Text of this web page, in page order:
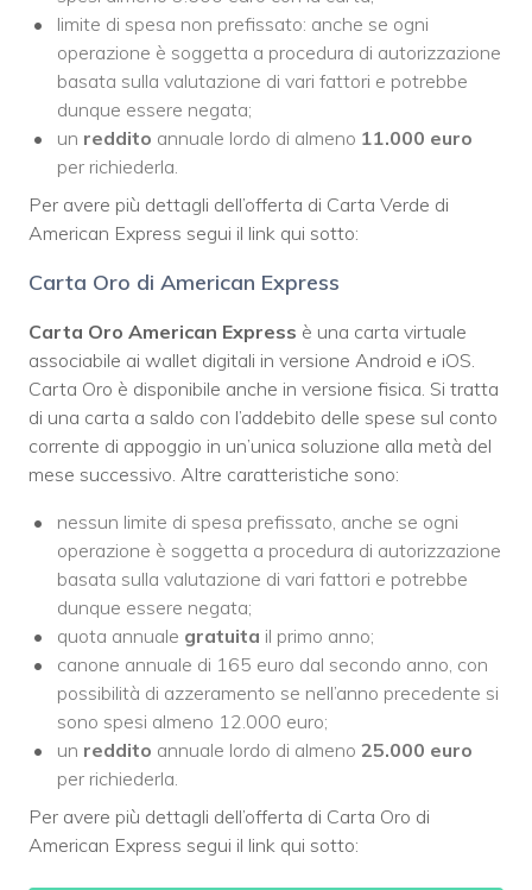
limite di spesa non prefissato: anche se ogni
operazione è soggetta a procedura di autorizzazione
basata sulla valutazione di vari fattori e potrebbe
dunque essere negata;
un reddito annuale lordo di almeno 11.000 euro
per richiederla.
Per avere più dettagli dell’offerta di Carta Verde di
American Express segui il link qui sotto:
Carta Oro di American Express
Carta Oro American Express è una carta virtuale
associabile ai wallet digitali in versione Android e iOS.
Carta Oro è disponibile anche in versione fisica. Si tratta
di una carta a saldo con l’addebito delle spese sul conto
corrente di appoggio in un’unica soluzione alla metà del
mese successivo. Altre caratteristiche sono:
nessun limite di spesa prefissato, anche se ogni
operazione è soggetta a procedura di autorizzazione
basata sulla valutazione di vari fattori e potrebbe
dunque essere negata;
quota annuale gratuita il primo anno;
canone annuale di 165 euro dal secondo anno, con
possibilità di azzeramento se nell’anno precedente si
sono spesi almeno 12.000 euro;
un reddito annuale lordo di almeno 25.000 euro
per richiederla.
Per avere più dettagli dell’offerta di Carta Oro di
American Express segui il link qui sotto: